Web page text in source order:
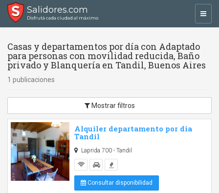
Salidores.com
Disfrutá cada ciudad al máximo
Casas y departamentos por día con Adaptado
para personas con movilidad reducida, Baño
privado y Blanquería en Tandil, Buenos Aires
1 publicaciones
Mostrar filtros
Alquiler departamento por dia
Tandil
Laprida 700 - Tandil
Consultar disponibilidad